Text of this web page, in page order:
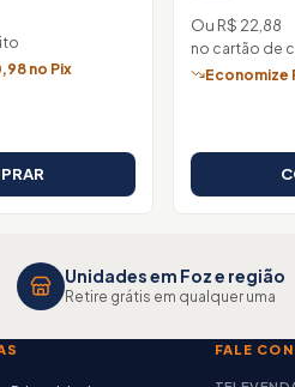
no Pix
Ou R$ 22,88
no cartão de
Economize
Unidades em Foz e região
Retire grátis em qualquer uma
FALE